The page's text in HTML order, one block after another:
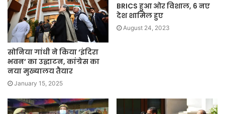
सोनिया गांधी ने किया ‘इंदिरा
भवन’ का उद्घाटन, कांग्रेस का
नया मुख्यालय तैयार
January 15, 2025
BRICS हुआ ओर विशाल, 6 नए
देश शामिल हुए
August 24, 2023